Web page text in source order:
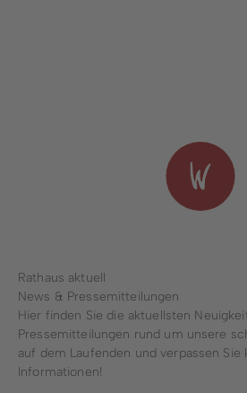
Rathaus aktuell
News & Pressemitteilungen
Hier finden Sie die aktuellsten
Pressemitteilungen rund um unsere
auf dem Laufenden und verpassen Sie
Informationen!